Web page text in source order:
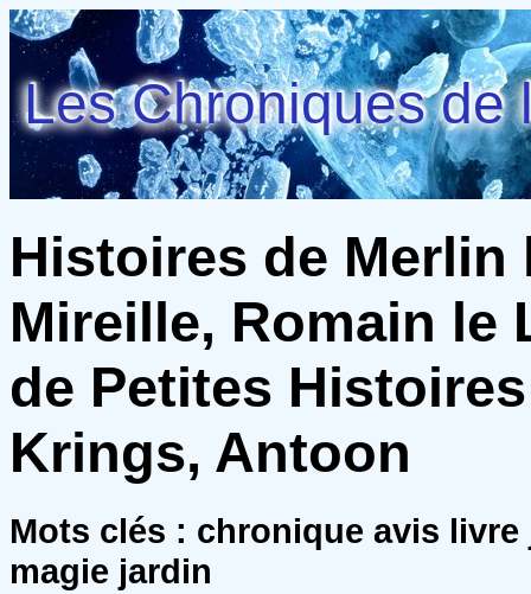
Les Chroniques de
Histoires de Merlin
Mireille, Romain le
de Petites
Krings, Antoon
Mots clés : chronique avis
magie jardin